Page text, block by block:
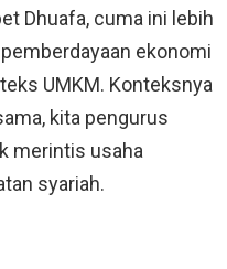
Dhuafa, cuma ini lebih
ekonomi
UMKM. Konteksnya
kita pengurus
merintis usaha
syariah.